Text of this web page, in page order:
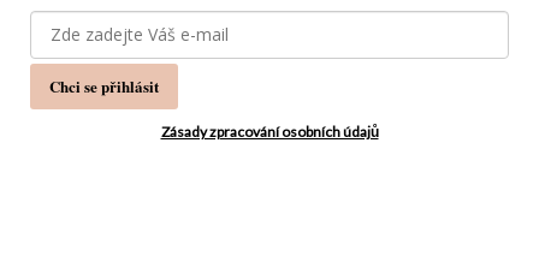
Používáme cookies, abychom vám umožnili pohodlné
prohlížení webu a díky analýze webu neustále zlepšovat
jeho funkce, výkon a použitelnost.
Chci se přihlásit
Zásady zpracování osobních údajů